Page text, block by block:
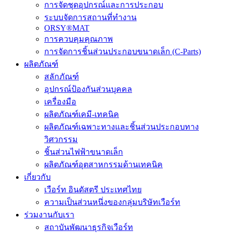
การจัดชุดอุปกรณ์และการประกอบ
ระบบจัดการสถานที่ทำงาน
ORSY®MAT
การควบคุมคุณภาพ
การจัดการชิ้นส่วนประกอบขนาดเล็ก (C-Parts)
ผลิตภัณฑ์
สลักภัณฑ์
อุปกรณ์ป้องกันส่วนบุคคล
เครื่องมือ
ผลิตภัณฑ์เคมี-เทคนิค
ผลิตภัณฑ์เฉพาะทางและชิ้นส่วนประกอบทาง
วิศวกรรม
ชิ้นส่วนไฟฟ้าขนาดเล็ก
ผลิตภัณฑ์อุตสาหกรรมด้านเทคนิค
เกี่ยวกับ
เวือร์ท อินดัสตรี ประเทศไทย
ความเป็นส่วนหนึ่งของกลุ่มบริษัทเวือร์ท
ร่วมงานกับเรา
สถาบันพัฒนาธุรกิจเวือร์ท